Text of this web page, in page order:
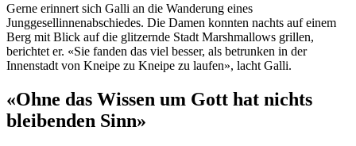
Gerne erinnert sich Galli an die Wanderung eines
Junggesellinnenabschiedes. Die Damen konnten nachts auf einem
Berg mit Blick auf die glitzernde Stadt Marshmallows grillen,
berichtet er. «Sie fanden das viel besser, als betrunken in der
Innenstadt von Kneipe zu Kneipe zu laufen», lacht Galli.
«Ohne das Wissen um Gott hat nichts
bleibenden Sinn»